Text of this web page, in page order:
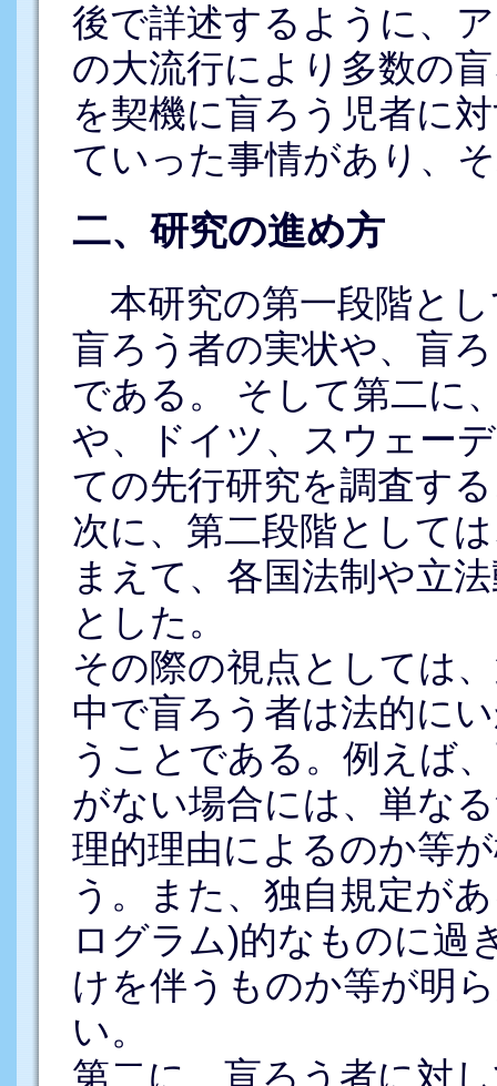
後で詳述するように、
の大流行により多数の
を契機に盲ろう児者に
ていった事情があり、
二、研究の進め方
本研究の第一段階と
盲ろう者の実状や、盲
である。 そして第二に
や、ドイツ、スウェー
ての先行研究を調査す
次に、第二段階として
まえて、各国法制や立
とした。
その際の視点としては
中で盲ろう者は法的に
うことである。例えば
がない場合には、単な
理的理由によるのか等
う。また、独自規定が
ログラム)的なものに過
けを伴うものか等が明
い。
第二に、盲ろう者に対